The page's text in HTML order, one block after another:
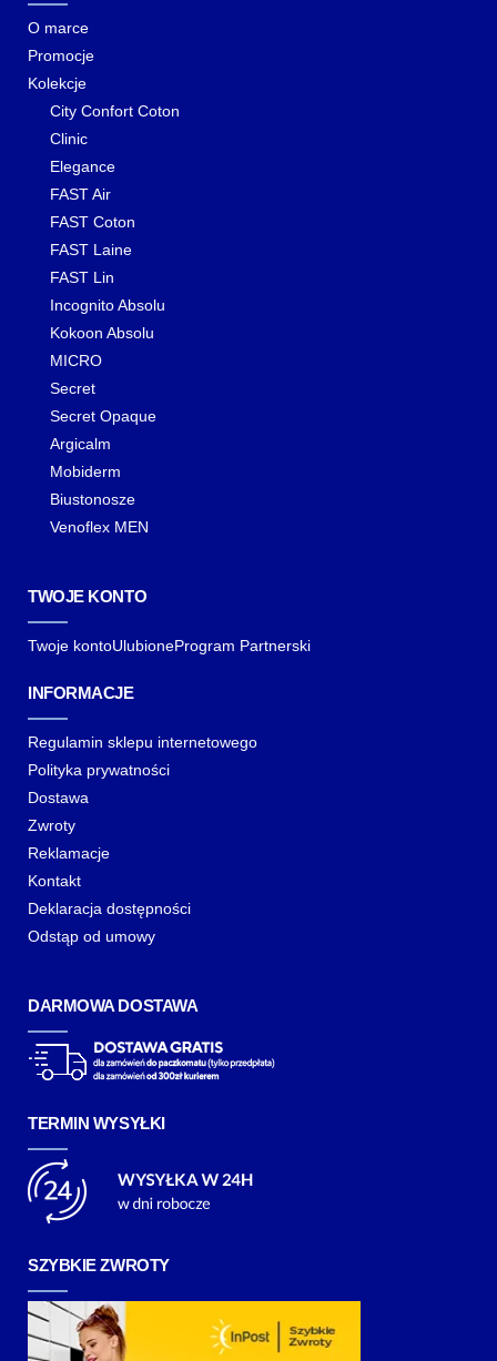
O marce
Promocje
Kolekcje
City Confort Coton
Clinic
Elegance
FAST Air
FAST Coton
FAST Laine
FAST Lin
Incognito Absolu
Kokoon Absolu
MICRO
Secret
Secret Opaque
Argicalm
Mobiderm
Biustonosze
Venoflex MEN
TWOJE KONTO
Twoje kontoUlubioneProgram Partnerski
INFORMACJE
Regulamin sklepu internetowego
Polityka prywatności
Dostawa
Zwroty
Reklamacje
Kontakt
Deklaracja dostępności
Odstąp od umowy
DARMOWA DOSTAWA
TERMIN WYSYŁKI
SZYBKIE ZWROTY